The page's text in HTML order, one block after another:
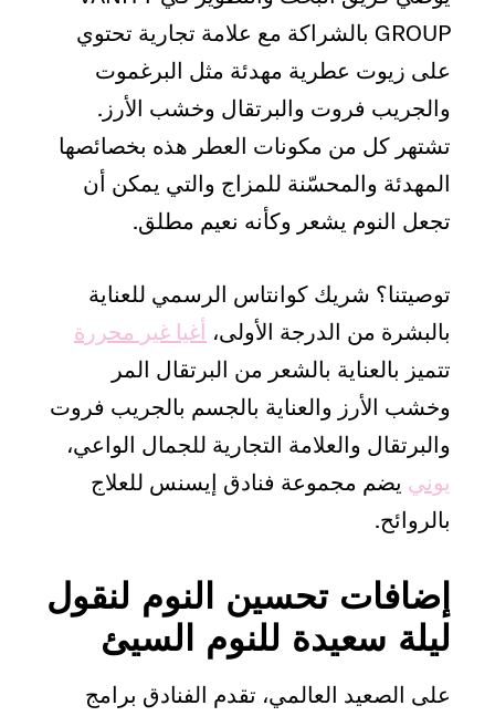
GROUP بالشراكة مع علامة تجارية تحتوي
على زيوت عطرية مهدئة مثل البرغموت
والجريب فروت والبرتقال وخشب الأرز.
تشتهر كل من مكونات العطر هذه بخصائصها
المهدئة والمحسّنة للمزاج والتي يمكن أن
تجعل النوم يشعر وكأنه نعيم مطلق.
توصيتنا؟ شريك كوانتاس الرسمي للعناية
بالبشرة من الدرجة الأولى، أغيا غير محررة
تتميز بالعناية بالشعر من البرتقال المر
وخشب الأرز والعناية بالجسم بالجريب فروت
والبرتقال والعلامة التجارية للجمال الواعي،
يوني يضم مجموعة فنادق إيسنس للعلاج
بالروائح.
إضافات تحسين النوم لنقول
ليلة سعيدة للنوم السيئ
على الصعيد العالمي، تقدم الفنادق برامج